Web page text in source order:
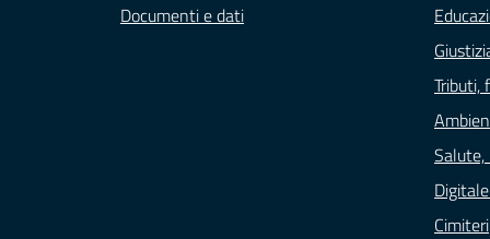
Documenti e dati
Tributi,
Salute,
Cimiteri